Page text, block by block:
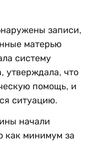
записи,
матерью
систему
утверждала, что
помощь, и
ситуацию.
начали
как минимум за